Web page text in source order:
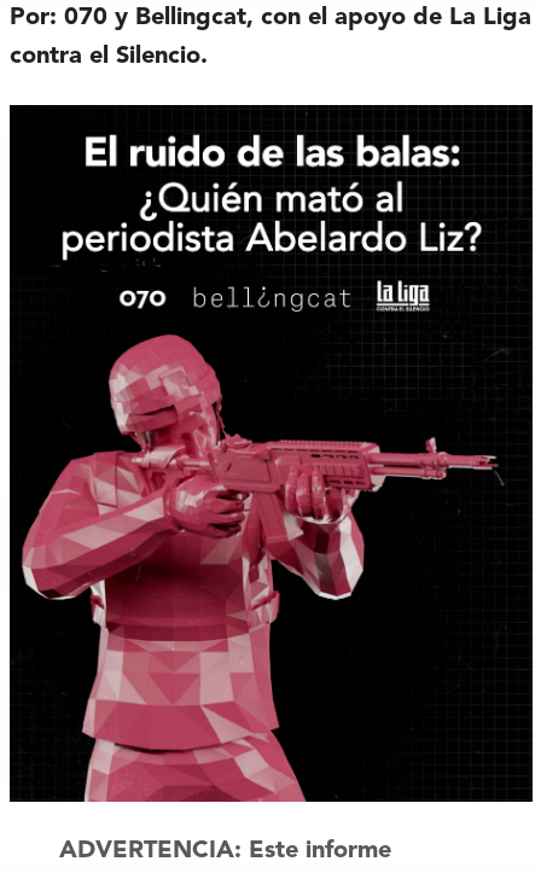
Por: 070 y Bellingcat, con el apoyo de La Liga
contra el Silencio.
ADVERTENCIA: Este informe